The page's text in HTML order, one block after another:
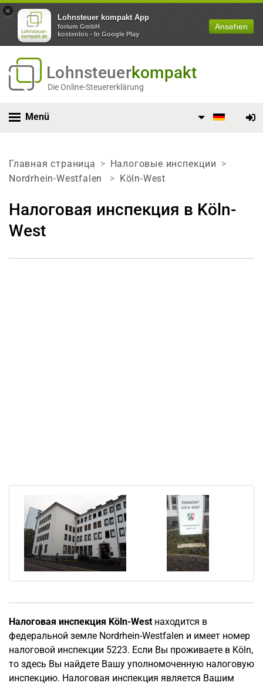
×
Lohnsteuer kompakt App
forium GmbH
kostenlos - In Google Play
Ansehen
Lohnsteuerkompakt
Die Online-Steuererklärung
Menü
Главная страница
Налоговые инспекции
Nordrhein-Westfalen
Köln-West
Налоговая инспекция в Köln-
West
Налоговая инспекция Köln-Westнаходится в
федеральной земле Nordrhein-Westfalen и имеет номер
налоговой инспекции 5223. Если Вы проживаете в Köln,
то здесь Вы найдете Вашу уполномоченную налоговую
инспекцию. Налоговая инспекция является Вашим